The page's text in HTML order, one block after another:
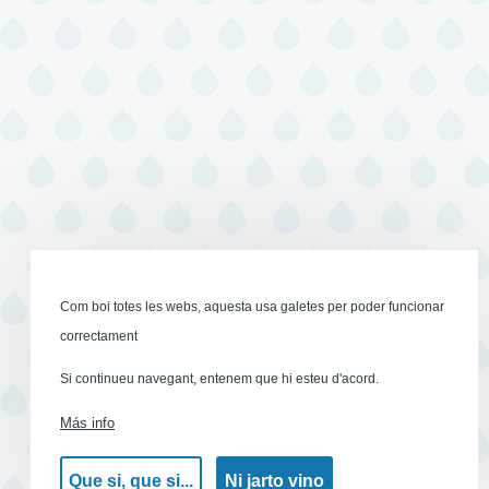
Com boi totes les webs, aquesta usa galetes per poder funcionar
correctament
Si continueu navegant, entenem que hi esteu d'acord.
Más info
Que si, que si... Ni jarto vino